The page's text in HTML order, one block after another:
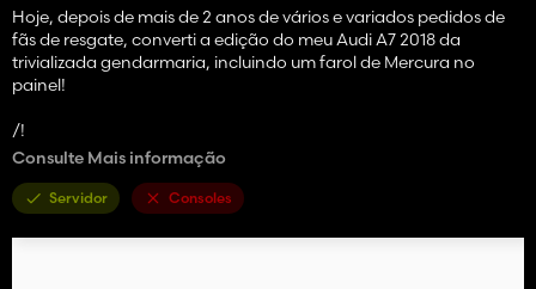
Hoje, depois de mais de 2 anos de vários e variados pedidos de
fãs de resgate, converti a edição do meu Audi A7 2018 da
trivializada gendarmaria, incluindo um farol de Mercura no
painel!
/!
tudo funciona corretamente (volante, motor, faróis, giroscópio,
etc.)!
Consulte Mais informação
Servidor Consoles